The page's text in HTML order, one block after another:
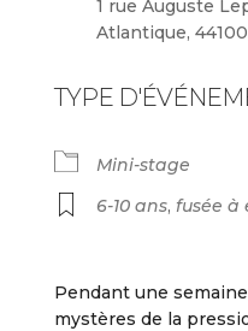
1 rue Auguste
Atlantique,
TYPE
Mini-stage
6-10 ans, fusée à
Pendant une
mystères de la